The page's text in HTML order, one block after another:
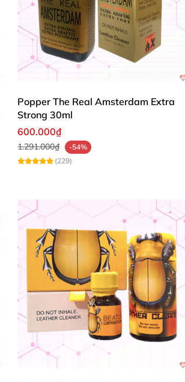
Popper The Real Amsterdam Extra
Strong 30ml
600.000₫
1.291.000₫
-54%
(229)